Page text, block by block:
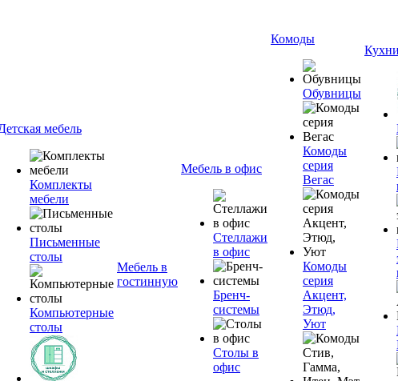
мебель
Комплекты
мебели
Письменные
столы
Компьютерные
столы
Мебель в
гостинную
Мебель в офис
Стеллажи
в офис
Бренч-
системы
Столы в
офис
Комоды
Обувницы
Комоды
серия
Вегас
Комоды
серия
Акцент,
Этюд,
Уют